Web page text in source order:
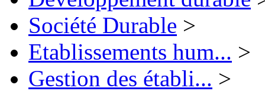
Société Durable >
Etablissements hum... >
Gestion des établi... >